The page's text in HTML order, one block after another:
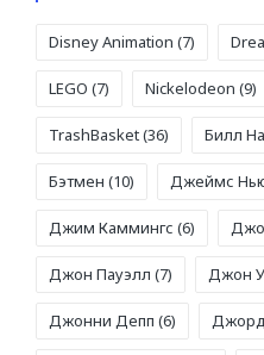
Disney Animation (7)
LEGO (7) Nickelodeon (9)
TrashBasket(36) Билл
Бэтмен (10) Джеймс
Джим Каммингс (6)
Джон Пауэлл (7) Джон
Джонни Депп (6)